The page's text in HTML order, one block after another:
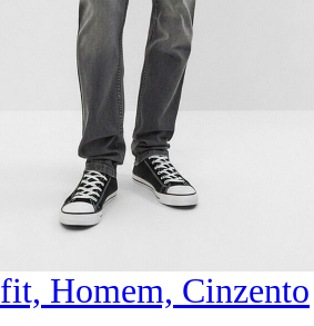
Homem, Cinzento